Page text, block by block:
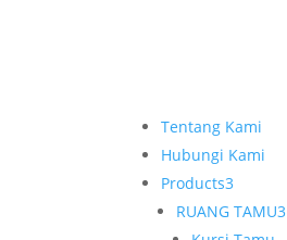
Tentang Kami
Hubungi Kami
Products3
RUANG TAMU3